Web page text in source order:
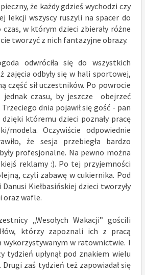
że każdy gdzieś wychodzi czy
lekcji wszyscy ruszyli na spacer do
czas, w którym dzieci zbierały różne
tworzyć z nich fantazyjne obrazy.
odwróciła się do wszystkich
zajęcia odbyły się w hali sportowej,
część sił uczestników. Po powrocie
jednak czasu, by jeszcze obejrzeć
Trzeciego dnia pojawił się gość - pan
dzięki któremu dzieci poznały pracę
modela. Oczywiście odpowiednie
że sesja przebiegła bardzo
profesjonalne. Na pewno można
reklamy :). Po tej przyjemności
czyli zabawę w cukiernika. Pod
Kiełbasińskiej dzieci tworzyły
oraz wafle.
„Wesołych Wakacji” gościli
którzy zapoznali ich z pracą
w ratownictwie. I
tydzień upłynął pod znakiem wielu
zaś tydzień też zapowiadał się